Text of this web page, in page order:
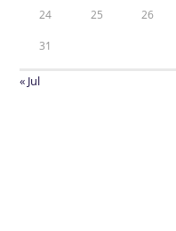
24 25 26
31
« Jul